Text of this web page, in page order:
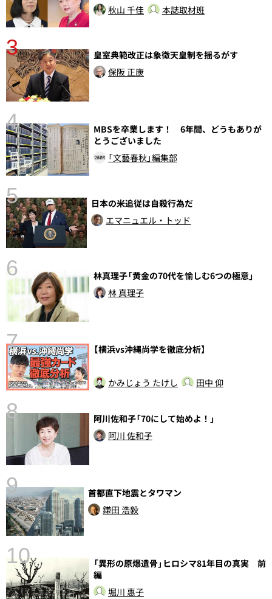
秋山 千佳
本誌取材班
3
皇室典範改正は象徴天皇制を揺るがす
保阪 正康
4
MBSを卒業します！ 6年間、どうもありが
とうございました
「文藝春秋」編集部
5
日本の米追従は自殺行為だ
エマニュエル・トッド
6
林真理子「黄金の70代を愉しむ6つの極意」
林 真理子
7 【横浜vs沖縄尚学を徹底分析】
かみじょう たけし 田中 仰
8
阿川佐和子「70にして始めよ！」
阿川 佐和子
9
首都直下地震とタワマン
鎌田 浩毅
10
「異形の原爆遺骨」ヒロシマ81年目の真実 前
編
堀川 惠子